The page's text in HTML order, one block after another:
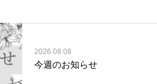
2026.08.08
今週のお知らせ